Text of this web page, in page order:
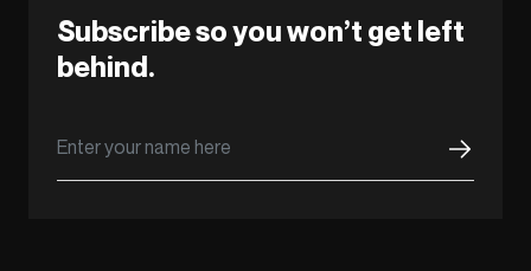
Subscribe so you won’t get left
behind.